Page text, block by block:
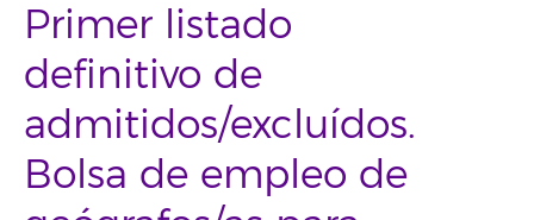
Primer listado
definitivo de
admitidos/excluídos.
Bolsa de empleo de